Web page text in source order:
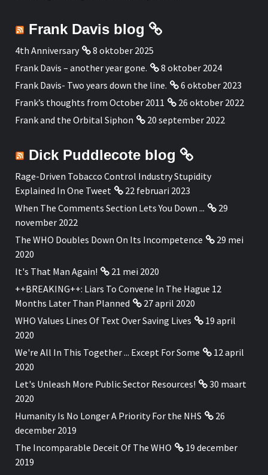
Frank Davis blog
4th Anniversary
8 oktober 2025
Frank Davis – another year gone.
8 oktober 2024
Frank Davis- Two years down the line.
6 oktober 2023
Frank’s thoughts from October 2011
26 oktober 2022
Frank and the Orbital Siphon
20 september 2022
Dick Puddlecote blog
Rage-Driven Tobacco Control Industry Stupidity
Explained In One Tweet
22 februari 2023
When The Comments Section Lets You Down ...
29
november 2022
The WHO Doubles Down On Its Incompetence
29 mei
2020
It's That Man Again!
21 mei 2020
++BREAKING++: Liars To Convene In The Hague 12
Months Later Than Planned
27 april 2020
WHO Values Lines Of Text Over Saving Lives
19 april
2020
We're All In This Together ... Except For Some
12 april
2020
Let's Unleash More Public Sector Resources!
30 maart
2020
Humanity Is No Longer A Priority For the NHS
26
december 2019
The Incomparable Deceit Of The WHO
19 december
2019